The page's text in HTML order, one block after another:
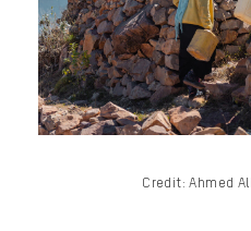
Credit: Ahmed